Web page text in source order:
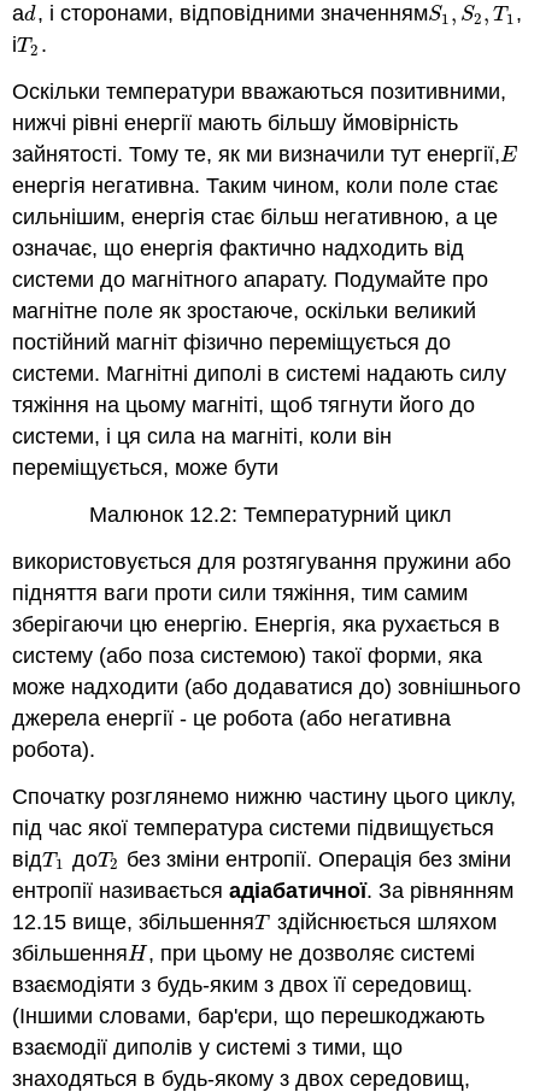
аd
d, і сторонами, відповідними значеннямS1, S2, T1
S1, S2,T1,
іT2
T2.
Оскільки температури вважаються позитивними,
нижчі рівні енергії мають більшу ймовірність
зайнятості. Тому те, як ми визначили тут енергії,E
E
енергія негативна. Таким чином, коли поле стає
сильнішим, енергія стає більш негативною, а це
означає, що енергія фактично надходить від
системи до магнітного апарату. Подумайте про
магнітне поле як зростаюче, оскільки великий
постійний магніт фізично переміщується до
системи. Магнітні диполі в системі надають силу
тяжіння на цьому магніті, щоб тягнути його до
системи, і ця сила на магніті, коли він
переміщується, може бути
Малюнок 12.2: Температурний цикл
використовується для розтягування пружини або
підняття ваги проти сили тяжіння, тим самим
зберігаючи цю енергію. Енергія, яка рухається в
систему (або поза системою) такої форми, яка
може надходити (або додаватися до) зовнішнього
джерела енергії - це робота (або негативна
робота).
Спочатку розглянемо нижню частину цього циклу,
під час якої температура системи підвищується
відT1
T1 доT2
T2 без зміни ентропії. Операція без зміни
ентропії називаєтьсяадіабатичної. За рівнянням
12.15 вище, збільшенняT
T здійснюється шляхом
збільшенняH
H, при цьому не дозволяє системі
взаємодіяти з будь-яким з двох її середовищ.
(Іншими словами, бар'єри, що перешкоджають
взаємодії диполів у системі з тими, що
знаходяться в будь-якому з двох середовищ,